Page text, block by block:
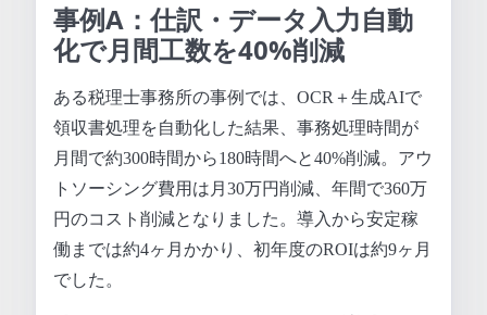
事例A：仕訳・データ入力自動
化で月間工数を40%削減
ある税理士事務所の事例では、OCR＋生成AIで
領収書処理を自動化した結果、事務処理時間が
月間で約300時間から180時間へと40%削減。アウ
トソーシング費用は月30万円削減、年間で360万
円のコスト削減となりました。導入から安定稼
働までは約4ヶ月かかり、初年度のROIは約9ヶ月
でした。